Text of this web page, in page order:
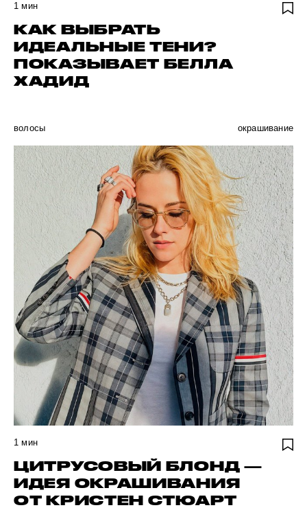
1 мин
КАК ВЫБРАТЬ
ИДЕАЛЬНЫЕ ТЕНИ?
ПОКАЗЫВАЕТ БЕЛЛА
ХАДИД
волосы окрашивание
1 мин
ЦИТРУСОВЫЙ БЛОНД —
ИДЕЯ ОКРАШИВАНИЯ
ОТ КРИСТЕН СТЮАРТ